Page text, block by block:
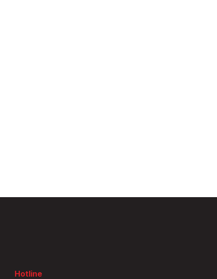
Hotline